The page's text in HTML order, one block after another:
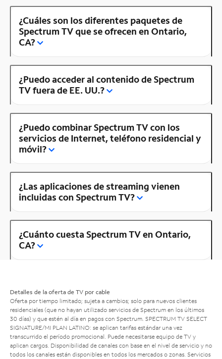
¿Cuáles son los diferentes paquetes de
Spectrum TV que se ofrecen en Ontario,
CA?
¿Puedo acceder al contenido de Spectrum
TV fuera de EE. UU.?
¿Puedo combinar Spectrum TV con los
servicios de Internet, teléfono residencial y
móvil?
¿Las aplicaciones de streaming vienen
incluidas con Spectrum TV?
¿Cuánto cuesta Spectrum TV en Ontario,
CA?
Detalles de la oferta de TV por cable
Oferta por tiempo limitado; sujeta a cambios; solo para nuevos clientes
residenciales (que no hayan utilizado servicios de Spectrum en los últimos
30 días) y que estén al día en pagos con Spectrum. SPECTRUM TV SELECT
SIGNATURE/MI PLAN LATINO: se aplican tarifas estándar una vez
transcurrido el período promocional. Puede necesitarse equipo de TV y
aplican cargos. Disponibilidad de canales con base en el nivel de servicio y no
todos los canales están disponibles en todos los mercados o zonas. Servicios